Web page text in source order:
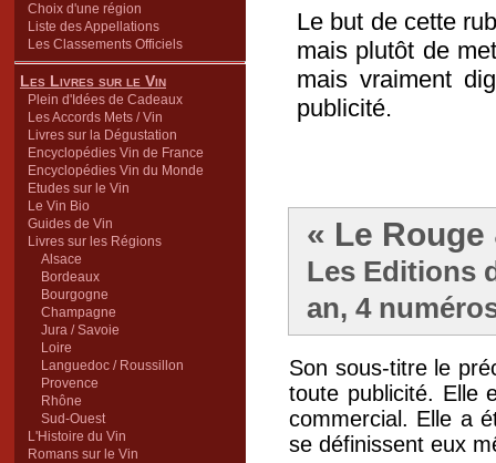
Choix d'une région
Liste des Appellations
Les Classements Officiels
Les Livres sur le Vin
Plein d'Idées de Cadeaux
Les Accords Mets / Vin
Livres sur la Dégustation
Encyclopédies Vin de France
Encyclopédies Vin du Monde
Etudes sur le Vin
Le Vin Bio
Guides de Vin
Livres sur les Régions
Alsace
Bordeaux
Bourgogne
Champagne
Jura / Savoie
Loire
Languedoc / Roussillon
Provence
Rhône
Sud-Ouest
L'Histoire du Vin
Romans sur le Vin
Le but de cette
mais plutôt de
mais vraiment
publicité.
« Le
Les Editions
an, 4
Son sous-titre le
toute publicité. Elle
commercial. Elle a
se définissent eux